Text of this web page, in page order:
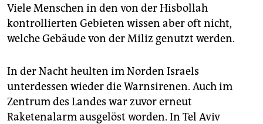
Viele Menschen in den von der Hisbollah
kontrollierten Gebieten wissen aber oft nicht,
welche Gebäude von der Miliz genutzt werden.
In der Nacht heulten im Norden Israels
unterdessen wieder die Warnsirenen. Auch im
Zentrum des Landes war zuvor erneut
Raketenalarm ausgelöst worden. In Tel Aviv